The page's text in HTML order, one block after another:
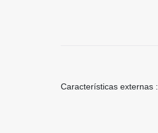
Características externas :